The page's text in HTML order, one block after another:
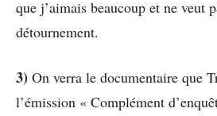
que j’aimais beaucoup et ne veut
détournement.
3) On verra le documentaire que
l’émission « Complément